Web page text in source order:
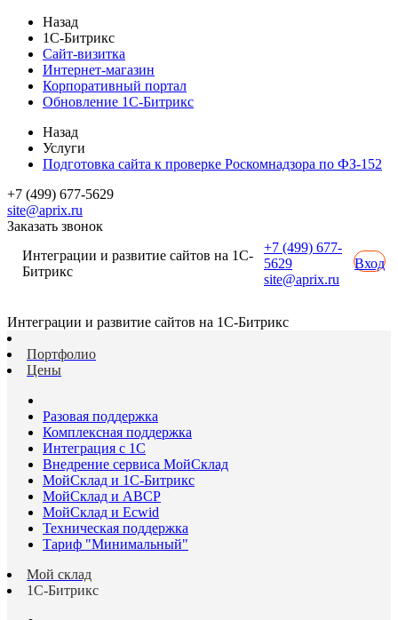
Назад
1С-Битрикс
Сайт-визитка
Интернет-магазин
Корпоративный портал
Обновление 1С-Битрикс
Назад
Услуги
Подготовка сайта к проверке Роскомнадзора по ФЗ-152
+7 (499) 677-5629
site@aprix.ru
Заказать звонок
Интеграции и развитие сайтов на 1С-
Битрикс
+7 (499) 677-
5629
site@aprix.ru
Вход
Интеграции и развитие сайтов на 1С-Битрикс
Портфолио
Цены
Разовая поддержка
Комплексная поддержка
Интеграция с 1С
Внедрение сервиса МойСклад
МойСклад и 1С-Битрикс
МойСклад и ABCP
МойСклад и Ecwid
Техническая поддержка
Тариф "Минимальный"
Мой склад
1С-Битрикс